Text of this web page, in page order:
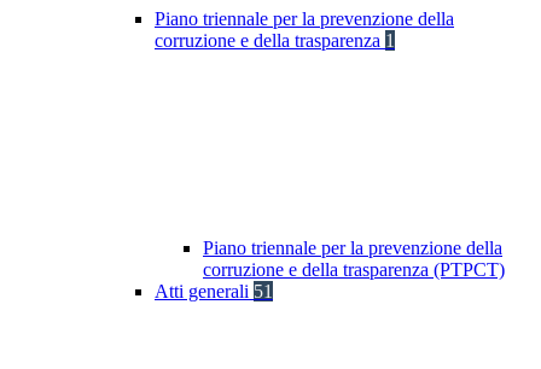
Piano triennale per la prevenzione della
corruzione e della trasparenza 1
Piano triennale per la prevenzione della
corruzione e della trasparenza (PTPCT)
Atti generali 51